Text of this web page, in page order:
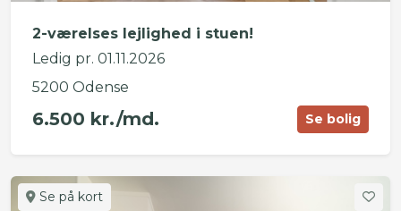
2-værelses lejlighed i stuen!
Ledig pr. 01.11.2026
5200 Odense
6.500 kr./md. Se bolig
Se på kort